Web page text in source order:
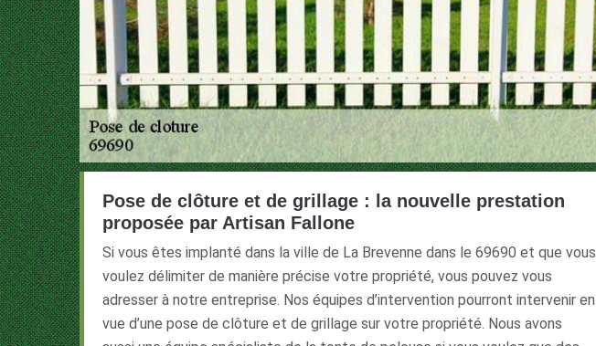
Pose de clôture et de grillage : la nouvelle prestation
proposée par Artisan Fallone
Si vous êtes implanté dans la ville de La Brevenne dans le 69690 et que vous
voulez délimiter de manière précise votre propriété, vous pouvez vous
adresser à notre entreprise. Nos équipes d’intervention pourront intervenir en
vue d’une pose de clôture et de grillage sur votre propriété. Nous avons